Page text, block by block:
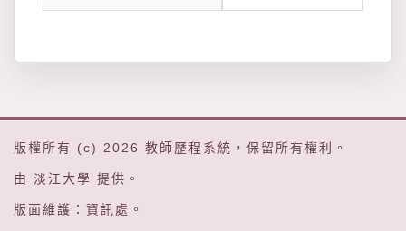
版權所有 (c) 2026 教師歷程系統 ，保留所有權利。
由 淡江大學 提供。
版面維護： 資訊處 。